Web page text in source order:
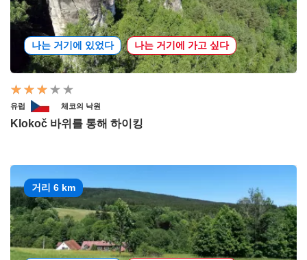
나는 거기에 있었다 나는 거기에 가고 싶다
유럽 체코의 낙원
Klokoč 바위를 통해 하이킹
거리 6 km